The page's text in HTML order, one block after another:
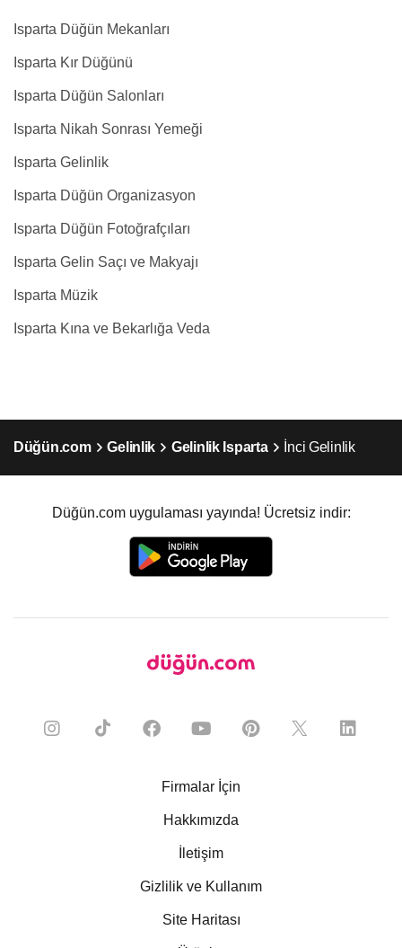
Isparta Düğün Mekanları
Isparta Kır Düğünü
Isparta Düğün Salonları
Isparta Nikah Sonrası Yemeği
Isparta Gelinlik
Isparta Düğün Organizasyon
Isparta Düğün Fotoğrafçıları
Isparta Gelin Saçı ve Makyajı
Isparta Müzik
Isparta Kına ve Bekarlığa Veda
Düğün.com Gelinlik Gelinlik Isparta İnci Gelinlik
Düğün.com uygulaması yayında! Ücretsiz indir:
Firmalar İçin
Hakkımızda
İletişim
Gizlilik ve Kullanım
Site Haritası